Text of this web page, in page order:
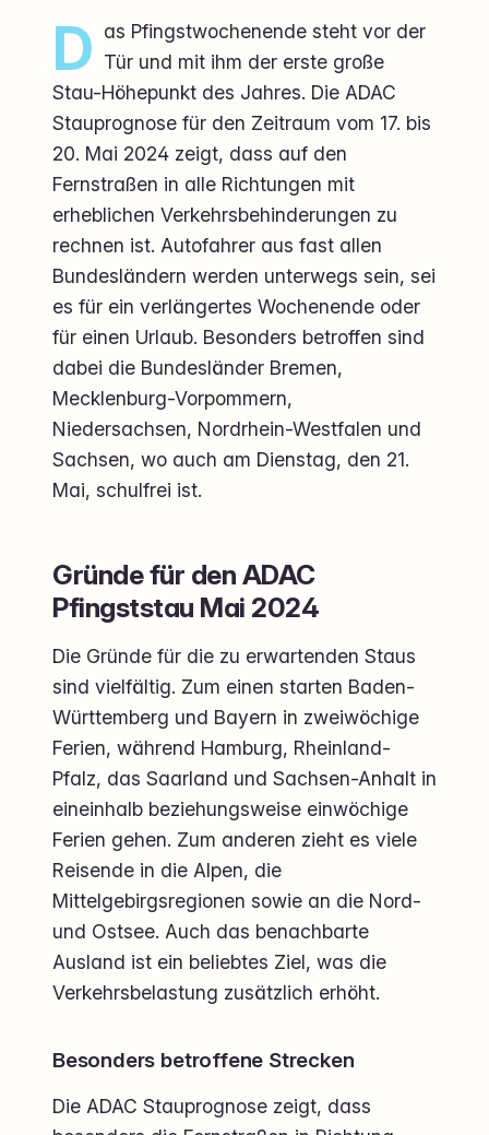
D as Pfingstwochenende steht vor der
Tür und mit ihm der erste große
Stau-Höhepunkt des Jahres. Die ADAC
Stauprognose für den Zeitraum vom 17. bis
20. Mai 2024 zeigt, dass auf den
Fernstraßen in alle Richtungen mit
erheblichen Verkehrsbehinderungen zu
rechnen ist. Autofahrer aus fast allen
Bundesländern werden unterwegs sein, sei
es für ein verlängertes Wochenende oder
für einen Urlaub. Besonders betroffen sind
dabei die Bundesländer Bremen,
Mecklenburg-Vorpommern,
Niedersachsen, Nordrhein-Westfalen und
Sachsen, wo auch am Dienstag, den 21.
Mai, schulfrei ist.
Gründe für den ADAC
Pfingststau Mai 2024
Die Gründe für die zu erwartenden Staus
sind vielfältig. Zum einen starten Baden-
Württemberg und Bayern in zweiwöchige
Ferien, während Hamburg, Rheinland-
Pfalz, das Saarland und Sachsen-Anhalt in
eineinhalb beziehungsweise einwöchige
Ferien gehen. Zum anderen zieht es viele
Reisende in die Alpen, die
Mittelgebirgsregionen sowie an die Nord-
und Ostsee. Auch das benachbarte
Ausland ist ein beliebtes Ziel, was die
Verkehrsbelastung zusätzlich erhöht.
Besonders betroffene Strecken
Die ADAC Stauprognose zeigt, dass